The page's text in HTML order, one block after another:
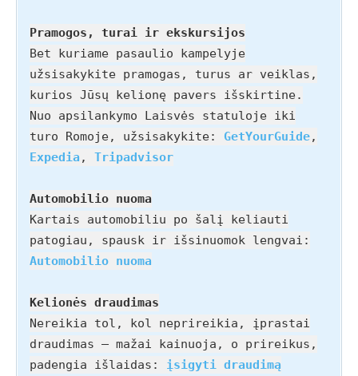
Pramogos, turai ir ekskursijos
Bet kuriame pasaulio kampelyje
užsisakykite pramogas, turus ar veiklas,
kurios Jūsų kelionę pavers išskirtine.
Nuo apsilankymo Laisvės statuloje iki
turo Romoje, užsisakykite: GetYourGuide,
Expedia , Tripadvisor
Automobilio nuoma
Kartais automobiliu po šalį keliauti
patogiau, spausk ir išsinuomok lengvai:
Automobilio nuoma
Kelionės draudimas
Nereikia tol, kol neprireikia, įprastai
draudimas – mažai kainuoja, o prireikus,
padengia išlaidas: įsigyti draudimą